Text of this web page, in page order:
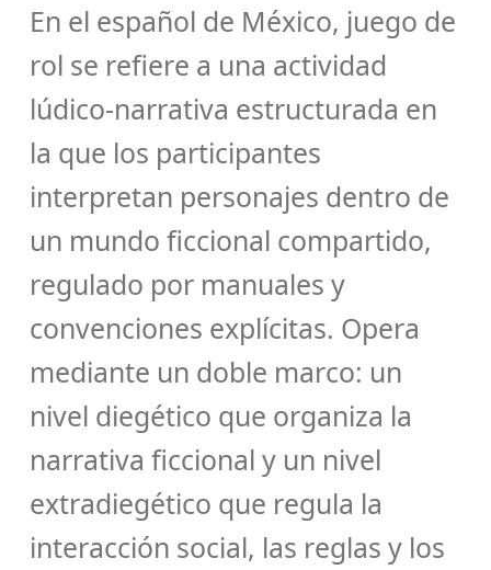
En el español de México, juego de
rol se refiere a una actividad
lúdico-narrativa estructurada en
la que los participantes
interpretan personajes dentro de
un mundo ficcional compartido,
regulado por manuales y
convenciones explícitas. Opera
mediante un doble marco: un
nivel diegético que organiza la
narrativa ficcional y un nivel
extradiegético que regula la
interacción social, las reglas y los